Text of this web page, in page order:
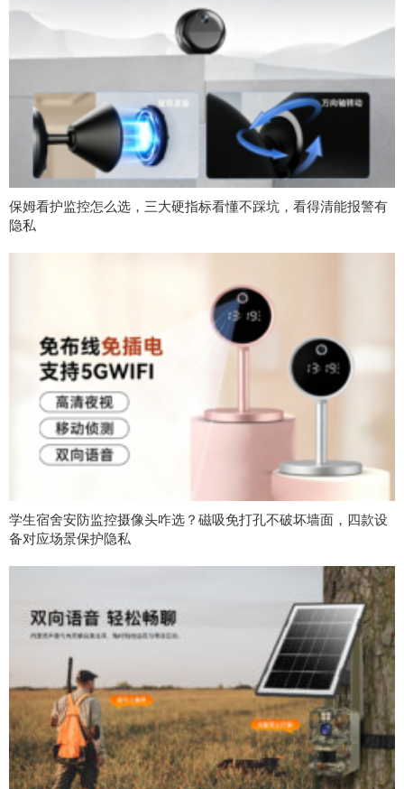
保姆看护监控怎么选，三大硬指标看懂不踩坑，看得清能报警有
隐私
学生宿舍安防监控摄像头咋选？磁吸免打孔不破坏墙面，四款设
备对应场景保护隐私